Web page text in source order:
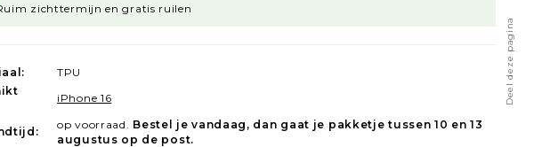
Deel deze pagina
zichttermijn en gratis ruilen
TPU
iPhone 16
op voorraad. Bestel je vandaag, dan gaat je pakketje tussen 10 en 13
augustus op de post.